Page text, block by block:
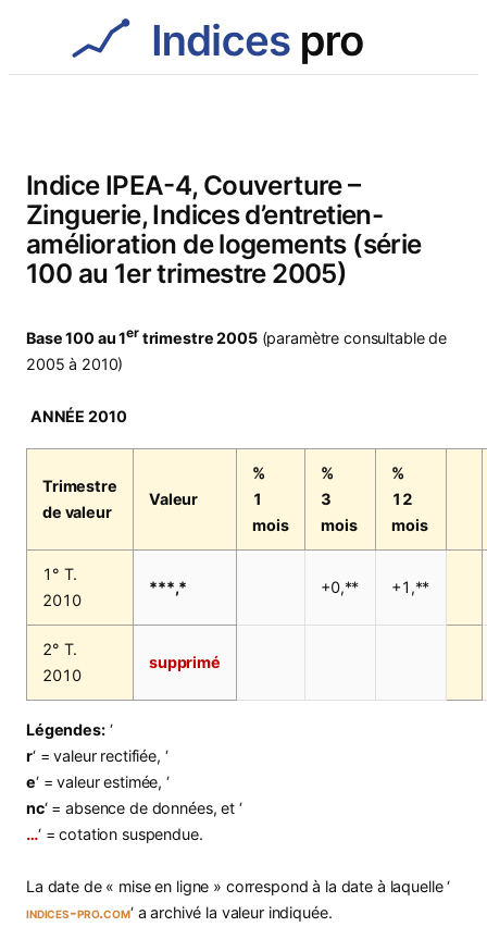
Indice IPEA-4, Couverture –
Zinguerie, Indices d’entretien-
amélioration de logements (série
100 au 1er trimestre 2005)
Base 100 au 1ertrimestre 2005(paramètre consultable de
2005 à 2010)
ANNÉE 2010
Trimestre
de valeur
Valeur
%
1
mois
%
3
mois
%
12
mois
1° T.
2010
***,* +0,** +1,**
2° T.
2010
supprimé
Légendes:‘
r‘ = valeur rectifiée, ‘
e‘ = valeur estimée, ‘
nc‘ = absence de données, et ‘
…‘ = cotation suspendue.
La date de « mise en ligne » correspond à la date à laquelle ‘
indices-pro.com‘ a archivé la valeur indiquée.